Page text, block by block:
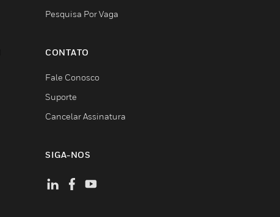
Pesquisa Por Vaga
CONTATO
Fale Conosco
Suporte
Cancelar Assinatura
SIGA-NOS